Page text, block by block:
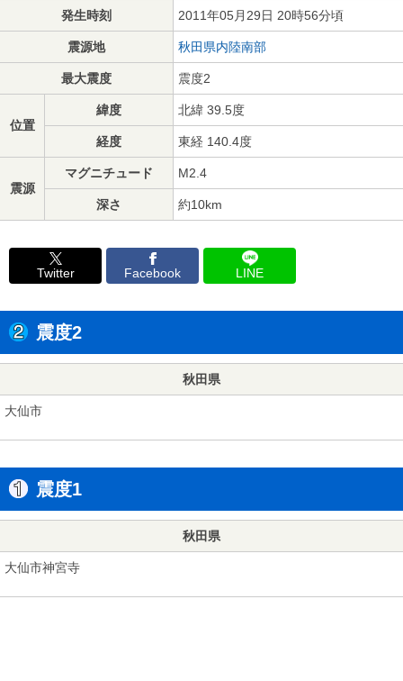
発生時刻 2011年05月29日 20時56分頃
震源地 秋田県内陸南部
最大震度 震度2
位置
緯度 北緯 39.5度
経度 東経 140.4度
震源
マグニチュード M2.4
深さ 約10km
Twitter Facebook LINE
震度2
秋田県
大仙市
震度1
秋田県
大仙市神宮寺